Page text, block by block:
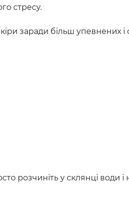
стресу.
заради більш упевнених і
розчиніть у склянці води